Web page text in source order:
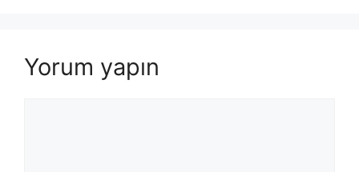
Yorum yapın